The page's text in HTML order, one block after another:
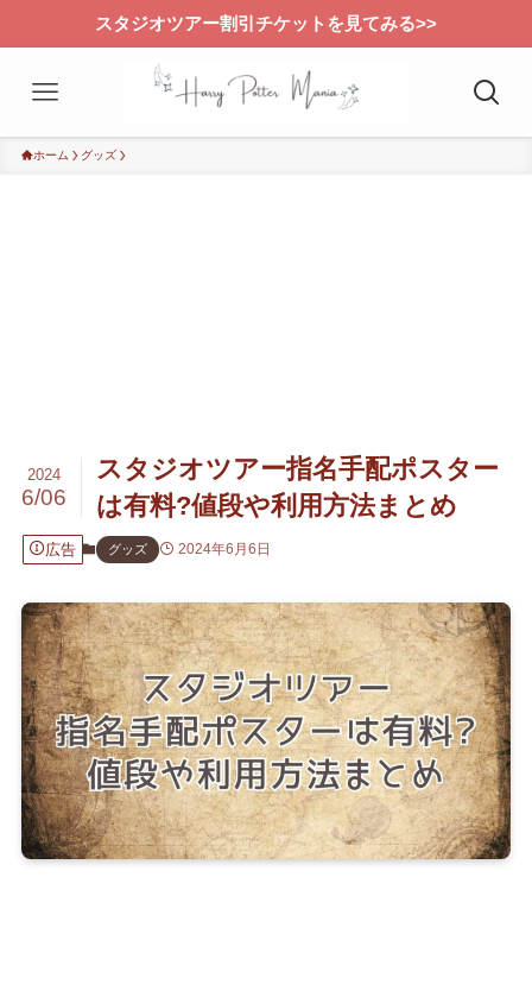
スタジオツアー割引チケットを見てみる>>
ホーム グッズ
スタジオツアー指名手配ポスター
は有料?値段や利用方法まとめ
2024
6/06
広告 グッズ 2024年6月6日